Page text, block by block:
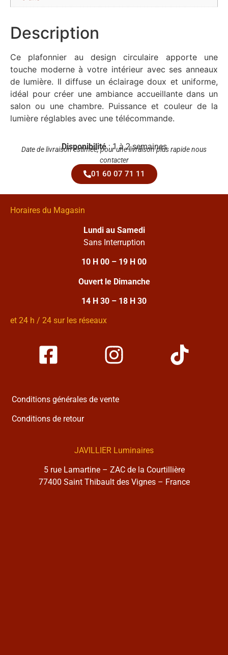
Description
Ce plafonnier au design circulaire apporte une
touche moderne à votre intérieur avec ses anneaux
de lumière. Il diffuse un éclairage doux et uniforme,
idéal pour créer une ambiance accueillante dans un
salon ou une chambre. Puissance et couleur de la
lumière réglables avec une télécommande.
Disponibilité: 1 à 2 semaines
Date de livraison estimée, pour une livraison plus rapide nous
contacter
01 60 07 71 11
Horaires du Magasin
Lundi au Samedi
Sans Interruption
10 H 00 – 19 H 00
Ouvert le Dimanche
14 H 30 – 18 H 30
et 24 h / 24 sur les réseaux
Conditions générales de vente
Conditions de retour
JAVILLIER Luminaires
5 rue Lamartine – ZAC de la Courtillière
77400 Saint Thibault des Vignes – France